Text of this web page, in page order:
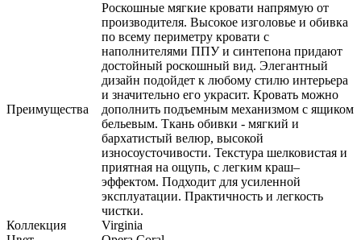
Преимущества
Роскошные мягкие кровати напрямую от
производителя. Высокое изголовье и обивка
по всему периметру кровати с
наполнителями ППУ и синтепона придают
достойный роскошный вид. Элегантный
дизайн подойдет к любому стилю интерьера
и значительно его украсит. Кровать можно
дополнить подъемным механизмом с ящиком
бельевым. Ткань обивки - мягкий и
бархатистый велюр, высокой
износоусточивости. Текстура шелковистая и
приятная на ощупь, с легким краш–
эффектом. Подходит для усиленной
эксплуатации. Практичность и легкость
чистки.
Коллекция
Virginia